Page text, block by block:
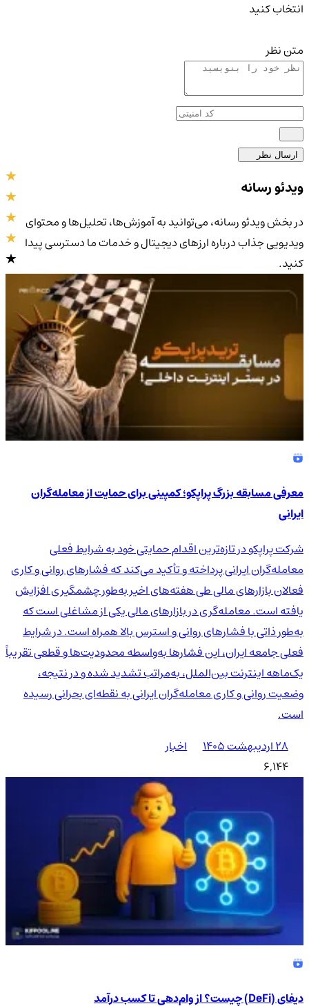
انتخاب کنید
متن نظر
ارسال نظر
4.9/5
ویدئو رسانه
در بخش ویدئو رسانه، می‌توانید به آموزش‌ها، تحلیل‌ها و محتوای
ویدیویی جذاب درباره ارزهای دیجیتال و خدمات ما دسترسی پیدا
کنید.
معرفی مسابقه بزرگ پراپکو؛ کمپینی برای حمایت از معامله‌گران
ایرانی
شرکت پراپکو در تازه‌ترین اقدام حمایتی خود به شرایط فعلی
معامله‌گران ایرانی پرداخته و تأکید می‌کند که فشارهای روانی و کاری
فعالان بازارهای مالی طی هفته‌های اخیر به‌طور چشمگیری افزایش
یافته است. معامله‌گری در بازارهای مالی یکی از مشاغلی است که
به‌طور ذاتی با فشارهای روانی و استرس بالا همراه است. در شرایط
فعلی جامعه ایران، این فشارها به‌واسطه محدودیت‌ها و قطعی تقریباً
یک‌ماهه اینترنت بین‌الملل، به‌مراتب تشدید شده و در نتیجه،
وضعیت روانی و کاری معامله‌گران ایرانی به نقطه‌ای بحرانی رسیده
است.
۲۸ اردیبهشت ۱۴۰۵
اخبار
6,144
دیفای (DeFi) چیست؟ از وام‌دهی تا کسب درآمد